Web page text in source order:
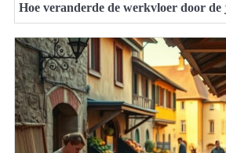
Hoe veranderde de werkvloer door de